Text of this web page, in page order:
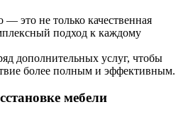
— это не только качественная
подход к каждому
дополнительных услуг, чтобы
более полным и эффективным.
мебели